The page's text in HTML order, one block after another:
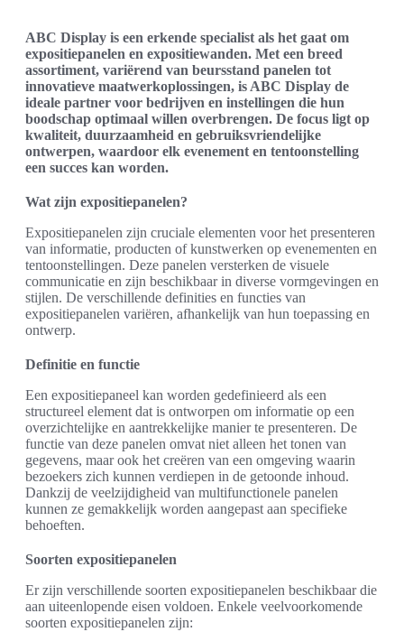
ABC Display is een erkende specialist als het gaat om
expositiepanelen en expositiewanden. Met een breed
assortiment, variërend van beursstand panelen tot
innovatieve maatwerkoplossingen, is ABC Display de
ideale partner voor bedrijven en instellingen die hun
boodschap optimaal willen overbrengen. De focus ligt op
kwaliteit, duurzaamheid en gebruiksvriendelijke
ontwerpen, waardoor elk evenement en tentoonstelling
een succes kan worden.
Wat zijn expositiepanelen?
Expositiepanelen zijn cruciale elementen voor het presenteren
van informatie, producten of kunstwerken op evenementen en
tentoonstellingen. Deze panelen versterken de visuele
communicatie en zijn beschikbaar in diverse vormgevingen en
stijlen. De verschillende definities en functies van
expositiepanelen variëren, afhankelijk van hun toepassing en
ontwerp.
Definitie en functie
Een expositiepaneel kan worden gedefinieerd als een
structureel element dat is ontworpen om informatie op een
overzichtelijke en aantrekkelijke manier te presenteren. De
functie van deze panelen omvat niet alleen het tonen van
gegevens, maar ook het creëren van een omgeving waarin
bezoekers zich kunnen verdiepen in de getoonde inhoud.
Dankzij de veelzijdigheid van multifunctionele panelen
kunnen ze gemakkelijk worden aangepast aan specifieke
behoeften.
Soorten expositiepanelen
Er zijn verschillende soorten expositiepanelen beschikbaar die
aan uiteenlopende eisen voldoen. Enkele veelvoorkomende
soorten expositiepanelen zijn: